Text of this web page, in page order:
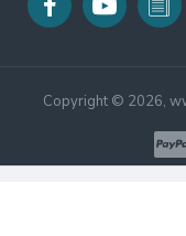
Copyright © 2026,